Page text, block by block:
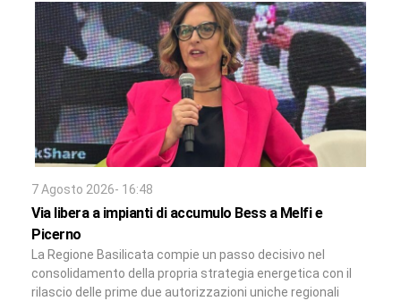
7 Agosto 2026- 16:48
Via libera a impianti di accumulo Bess a Melfi e
Picerno
La Regione Basilicata compie un passo decisivo nel
consolidamento della propria strategia energetica con il
rilascio delle prime due autorizzazioni uniche regionali